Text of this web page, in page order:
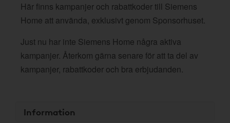
Här finns kampanjer och rabattkoder till Siemens
Home att använda, exklusivt genom Sponsorhuset.
Just nu har inte Siemens Home några aktiva
kampanjer. Återkom gärna senare för att ta del av
kampanjer, rabattkoder och bra erbjudanden.
Information